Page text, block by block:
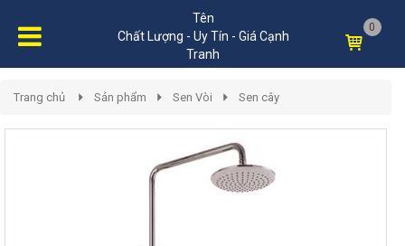
Tên
Chất Lượng - Uy Tín - Giá Cạnh
Tranh
0
Trang chủ Sản phẩm Sen Vòi Sen cây